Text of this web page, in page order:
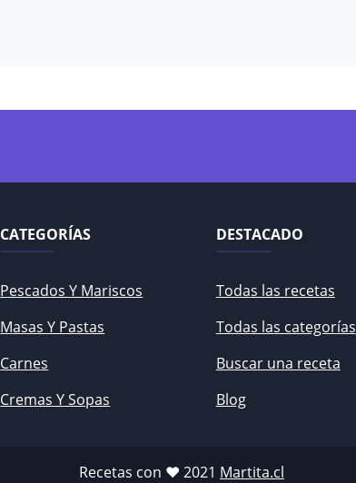
CATEGORÍAS
Pescados Y Mariscos
Masas Y Pastas
Carnes
Cremas Y Sopas
DESTACADO
Todas las recetas
Todas las categorías
Buscar una receta
Blog
Recetas con ♥ 2021 Martita.cl